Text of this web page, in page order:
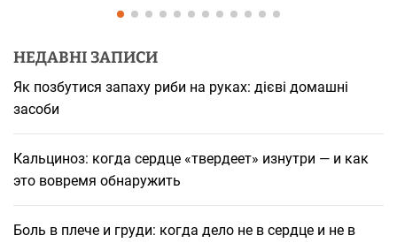
НЕДАВНІ ЗАПИСИ
Як позбутися запаху риби на руках: дієві домашні
засоби
Кальциноз: когда сердце «твердеет» изнутри — и как
это вовремя обнаружить
Боль в плече и груди: когда дело не в сердце и не в